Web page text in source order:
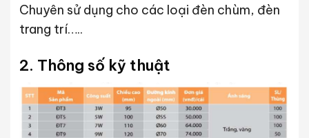
Chuyên sử dụng cho các loại đèn chùm, đèn
trang trí…..
2. Thông số kỹ thuật